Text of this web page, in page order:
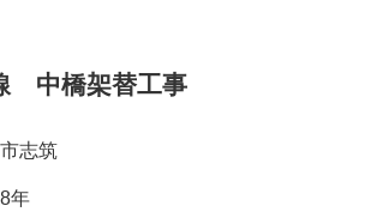
中橋架替工事
志筑
年